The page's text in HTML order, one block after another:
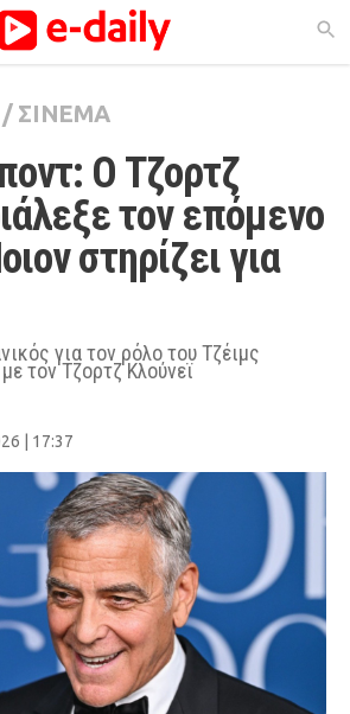
Eurovision
/ ΣΙΝΕΜΑ
Ο Τζορτζ
τον επόμενο
στηρίζει για
για τον ρόλο του Τζέιμς
τον Τζορτζ Κλούνεϊ
| 17:37